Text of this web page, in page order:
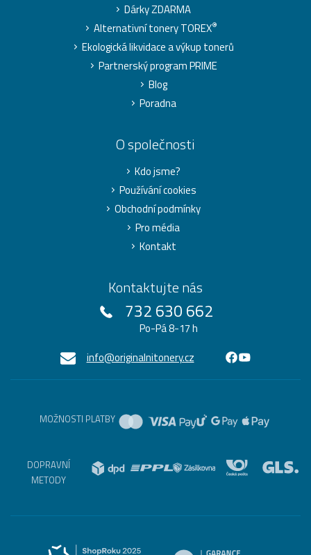
Dárky ZDARMA
Alternativní tonery TOREX®
Ekologická likvidace a výkup tonerů
Partnerský program PRIME
Blog
Poradna
O společnosti
Kdo jsme?
Používání cookies
Obchodní podmínky
Pro média
Kontakt
Kontaktujte nás
732 630 662
Po-Pá 8-17 h
info@originalnitonery.cz
MOŽNOSTI PLATBY
DOPRAVNÍ
METODY